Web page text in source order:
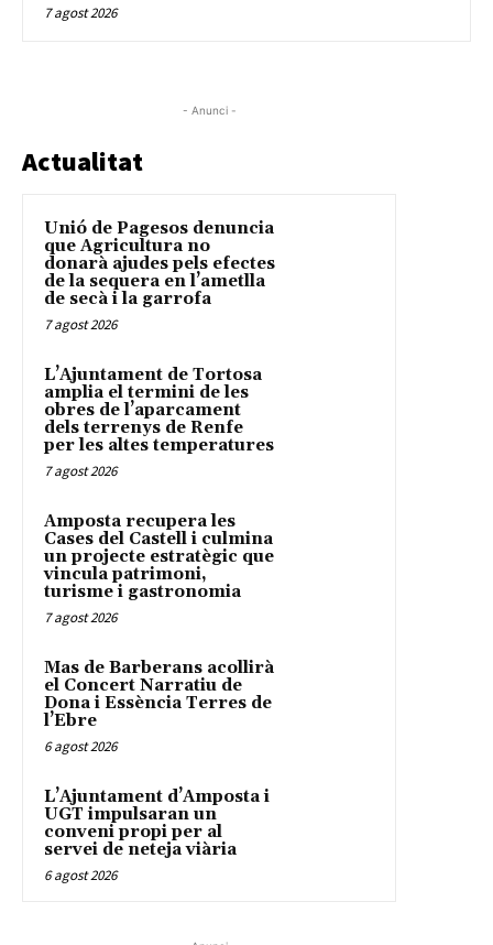
7 agost 2026
- Anunci -
Actualitat
Unió de Pagesos denuncia
que Agricultura no
donarà ajudes pels efectes
de la sequera en l’ametlla
de secà i la garrofa
7 agost 2026
L’Ajuntament de Tortosa
amplia el termini de les
obres de l’aparcament
dels terrenys de Renfe
per les altes temperatures
7 agost 2026
Amposta recupera les
Cases del Castell i culmina
un projecte estratègic que
vincula patrimoni,
turisme i gastronomia
7 agost 2026
Mas de Barberans acollirà
el Concert Narratiu de
Dona i Essència Terres de
l’Ebre
6 agost 2026
L’Ajuntament d’Amposta i
UGT impulsaran un
conveni propi per al
servei de neteja viària
6 agost 2026